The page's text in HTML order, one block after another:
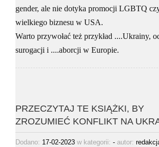
gender, ale nie dotyka promocji LGBTQ
wielkiego biznesu w USA.
Warto przywołać też przykład ....Ukrainy,
surogacji i ....aborcji w Europie.
PRZECZYTAJ TE KSIĄŻKI, BY
ZROZUMIEĆ KONFLIKT NA
Dodano: 17-02-2023w kategorii: -autor: